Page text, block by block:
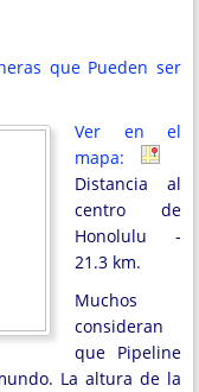
que Pueden ser
Ver en el
mapa:
Distancia al
centro de
Honolulu -
21.3 km.
Muchos
consideran
que Pipeline
La altura de la